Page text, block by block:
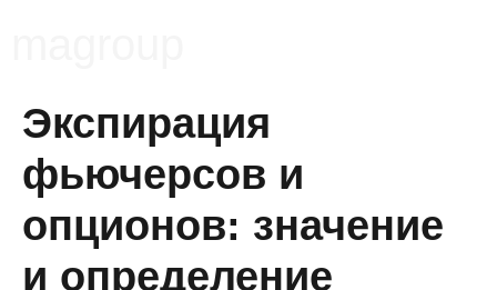
Экспирация
фьючерсов и
опционов: значение
и определение